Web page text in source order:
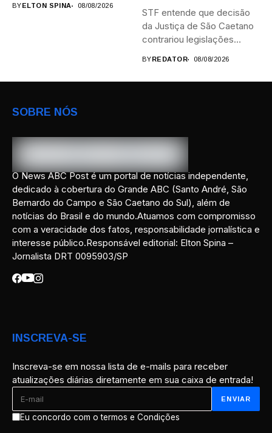
BYELTON SPINA 08/08/2026
STF entende que decisão
da Justiça de São Caetano
contrariou legislações
BYREDATOR 08/08/2026
SOBRE NÓS
O News ABC Post é um portal de notícias independente,
dedicado à cobertura do Grande ABC (Santo André, São
Bernardo do Campo e São Caetano do Sul), além de
notícias do Brasil e do mundo.Atuamos com compromisso
com a veracidade dos fatos, responsabilidade jornalística e
interesse público.Responsável editorial: Elton Spina –
Jornalista DRT 0095903/SP
INSCREVA-SE
Inscreva-se em nossa lista de e-mails para receber
atualizações diárias diretamente em sua caixa de entrada!
Eu concordo com o termos e Condições